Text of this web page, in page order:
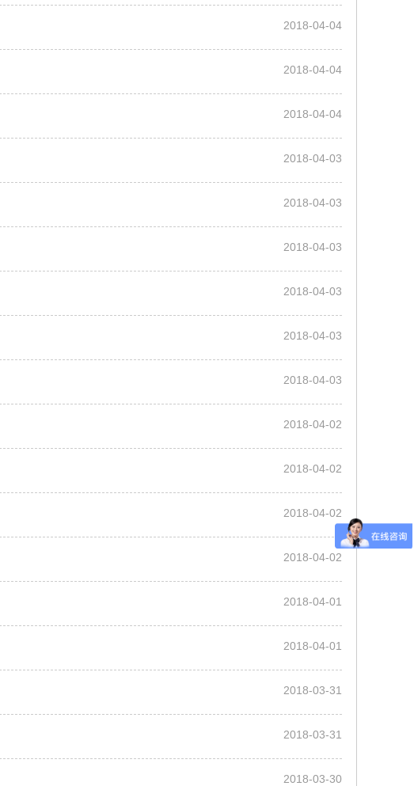
2018-04-04
2018-04-04
2018-04-04
2018-04-03
2018-04-03
2018-04-03
2018-04-03
2018-04-03
2018-04-03
2018-04-02
2018-04-02
2018-04-02
2018-04-02
2018-04-01
2018-04-01
2018-03-31
2018-03-31
2018-03-30